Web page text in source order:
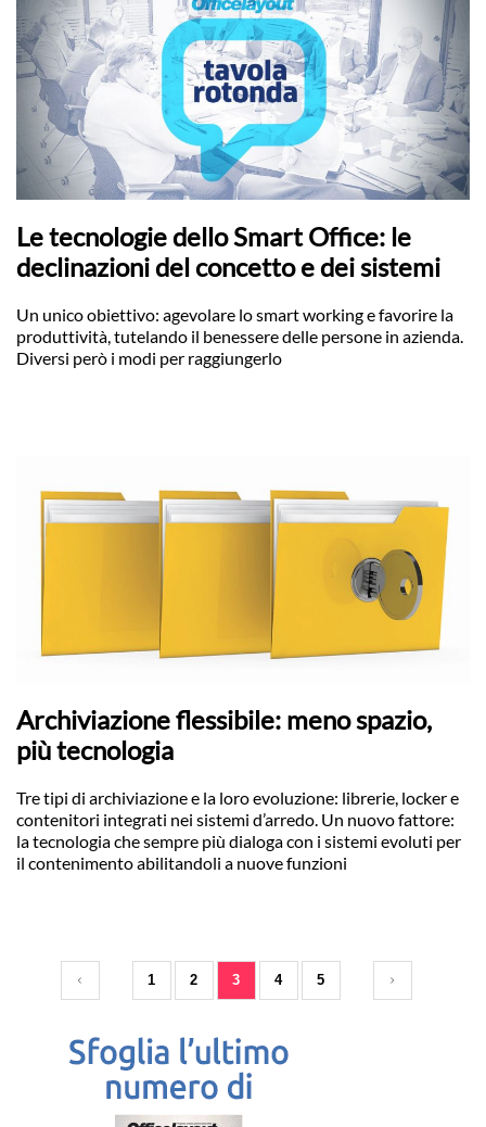
Le tecnologie dello Smart Office: le
declinazioni del concetto e dei sistemi
Un unico obiettivo: agevolare lo smart working e favorire la
produttività, tutelando il benessere delle persone in azienda.
Diversi però i modi per raggiungerlo
Archiviazione flessibile: meno spazio,
più tecnologia
Tre tipi di archiviazione e la loro evoluzione: librerie, locker e
contenitori integrati nei sistemi d’arredo. Un nuovo fattore:
la tecnologia che sempre più dialoga con i sistemi evoluti per
il contenimento abilitandoli a nuove funzioni
1 2 3 4 5